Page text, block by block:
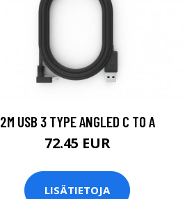
2M USB 3 TYPE ANGLED C TO A
72.45 EUR
LISÄTIETOJA